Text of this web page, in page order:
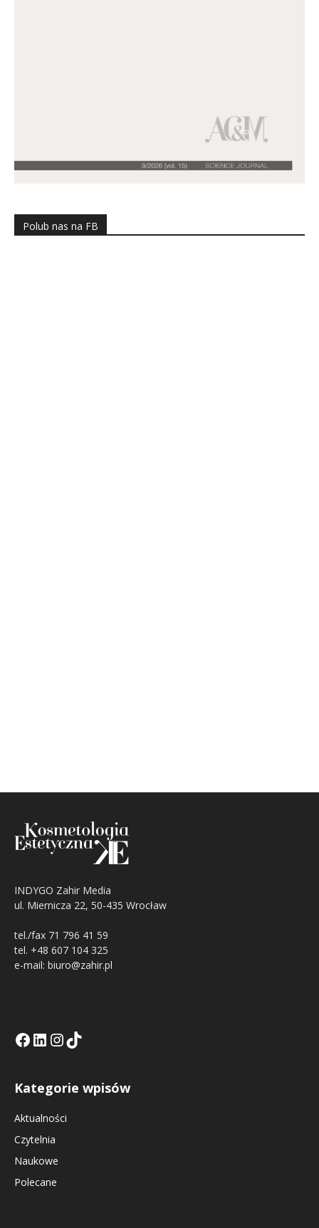
Polub nas na FB
INDYGO Zahir Media
ul. Miernicza 22, 50-435 Wrocław
tel./fax 71 796 41 59
tel. +48 607 104 325
e-mail: biuro@zahir.pl
Facebook
LinkedIn
Tik Tok KEInstagramm KE
Kategorie wpisów
Aktualności
Czytelnia
Naukowe
Polecane